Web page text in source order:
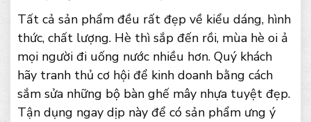
Tất cả sản phẩm đều rất đẹp về kiểu dáng, hình
thức, chất lượng. Hè thì sắp đến rồi, mùa hè oi ả
mọi người đi uống nước nhiều hơn. Quý khách
hãy tranh thủ cơ hội để kinh doanh bằng cách
sắm sửa những bộ bàn ghế mây nhựa tuyệt đẹp.
Tận dụng ngay dịp này để có sản phẩm ưng ý